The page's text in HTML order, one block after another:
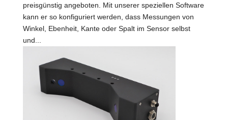
preisgünstig angeboten. Mit unserer speziellen Software
kann er so konfiguriert werden, dass Messungen von
Winkel, Ebenheit, Kante oder Spalt im Sensor selbst
und...